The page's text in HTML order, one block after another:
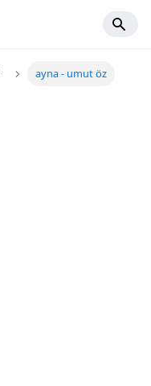
ayna - umut öz